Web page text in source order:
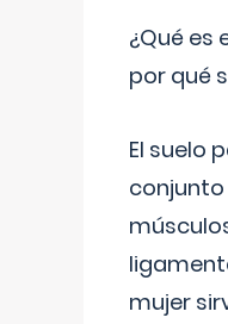
¿Qué es
por qué
El suelo
mujer